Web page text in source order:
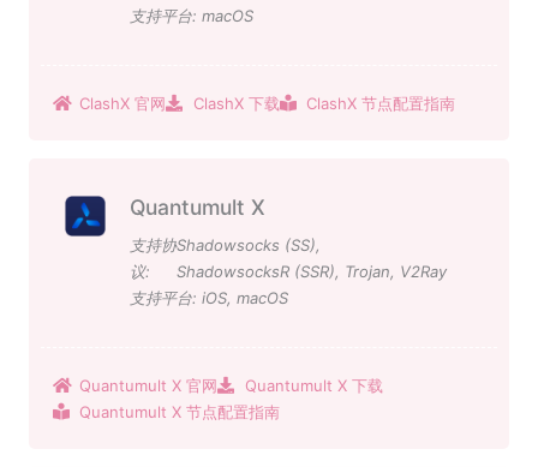
支持平台: macOS
ClashX 官网 ClashX 下载 ClashX 节点配置指南
Quantumult X
支持协
议:
Shadowsocks (SS),
ShadowsocksR (SSR), Trojan, V2Ray
支持平台: iOS, macOS
Quantumult X 官网
Quantumult X 下载
Quantumult X 节点配置指南